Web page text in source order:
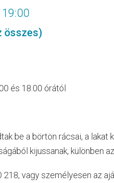
19:00
összes)
és 18.00 órától
be a börtön rácsai, a
kijussanak, különben
vagy személyesen az